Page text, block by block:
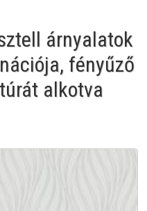
árnyalatok
fényűző
alkotva